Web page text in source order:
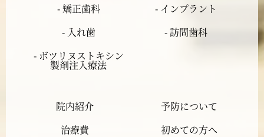
2024年2月
2023年11月
- 矯正歯科
- インプラント
- 入れ歯
- 訪問歯科
- ボツリヌストキシン
製剤注入療法
院内紹介
予防について
治療費
初めての方へ